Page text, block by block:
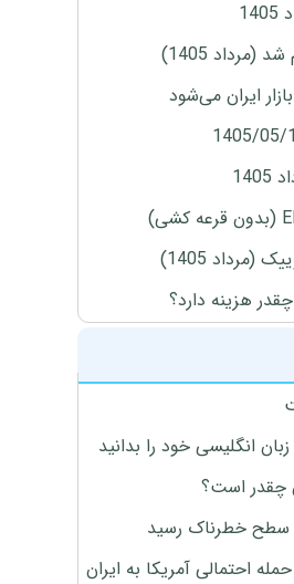
1405)
1405)
هزینه دارد؟
انگلیسی خود را بدانید
سطح خطرناک رسید
احتمالی آمریکا به ایران